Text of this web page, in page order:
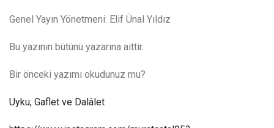
Genel Yayın Yönetmeni: Elif Ünal Yıldız
Bu yazının bütünü yazarına aittir.
Bir önceki yazımı okudunuz mu?
Uyku, Gaflet ve Dalâlet